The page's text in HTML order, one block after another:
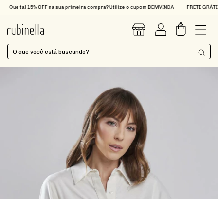
tal 15% OFF na sua primeira compra? Utilize o cupom BEMVINDA FRETE GRÁTIS
0